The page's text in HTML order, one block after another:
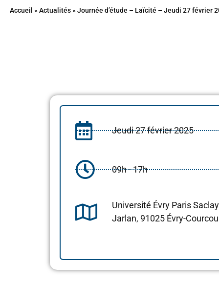
Accueil »Actualités»Journée d’étude – Laïcité – Jeudi 27 février
Jeudi 27 février 2025
09h - 17h
Université Évry Paris
Jarlan, 91025 Évry-